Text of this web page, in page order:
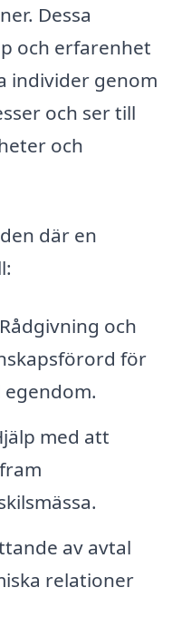
Dessa
och erfarenhet
individer genom
och ser till
och
där en
och
för
med att
av avtal
relationer